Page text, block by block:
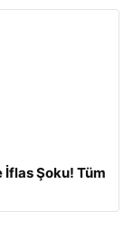
İflas Şoku! Tüm